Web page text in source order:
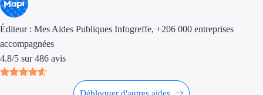
Aides Région
Éditeur : Mes Aides Publiques Infogreffe, +206 000 entreprises
accompagnées
4.8/5 sur 486 avis
Débloquer d'autres aides